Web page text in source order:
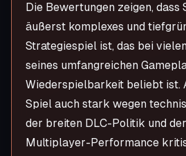
Die Bewertungen zeigen, dass
äußerst komplexes und
Strategiespiel ist, das bei
seines umfangreichen
Wiederspielbarkeit beliebt ist.
Spiel auch stark wegen
der breiten DLC-Politik und
Multiplayer-Performance